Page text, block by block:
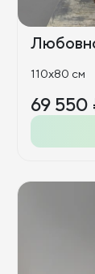
110x80 см
69 550